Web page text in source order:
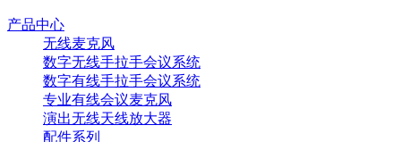
产品中心
无线麦克风
数字无线手拉手会议系统
数字有线手拉手会议系统
专业有线会议麦克风
演出无线天线放大器
配件系列